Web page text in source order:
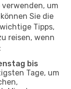
verwenden, um
Sie die
Tipps,
reisen, wenn
bis
Tage, um